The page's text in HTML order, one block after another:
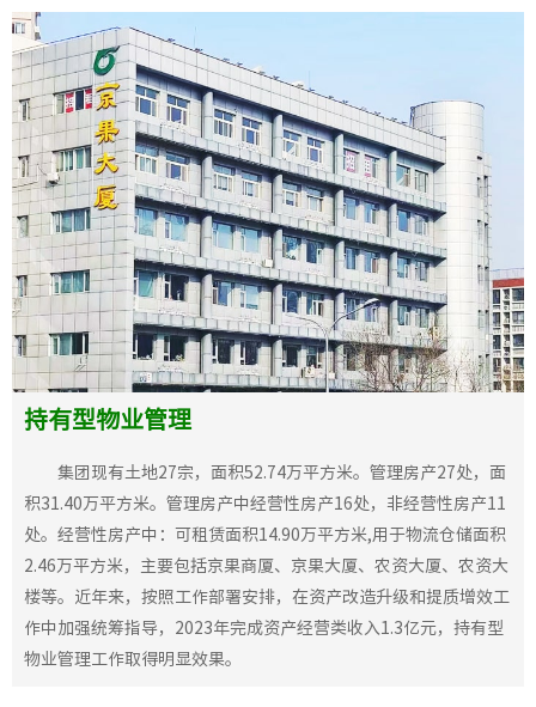
持有型物业管理
集团现有土地27宗，面积52.74万平方米。管理房产27处，面
积31.40万平方米。管理房产中经营性房产16处，非经营性房产11
处。经营性房产中：可租赁面积14.90万平方米,用于物流仓储面积
2.46万平方米，主要包括京果商厦、京果大厦、农资大厦、农资大
楼等。近年来，按照工作部署安排，在资产改造升级和提质增效工
作中加强统筹指导，2023年完成资产经营类收入1.3亿元，持有型
物业管理工作取得明显效果。